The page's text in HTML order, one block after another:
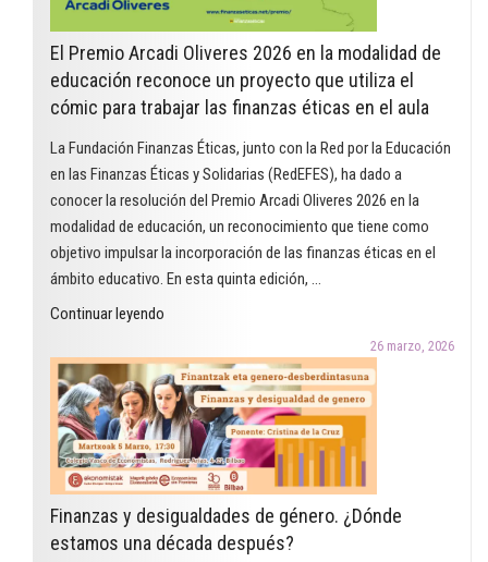
El Premio Arcadi Oliveres 2026 en la modalidad de
educación reconoce un proyecto que utiliza el
cómic para trabajar las finanzas éticas en el aula
La Fundación Finanzas Éticas, junto con la Red por la Educación
en las Finanzas Éticas y Solidarias (RedEFES), ha dado a
conocer la resolución del Premio Arcadi Oliveres 2026 en la
modalidad de educación, un reconocimiento que tiene como
objetivo impulsar la incorporación de las finanzas éticas en el
ámbito educativo. En esta quinta edición, …
Continuar leyendo
Arcadi
Oliveres
2026
en
la
modalidad
de
educación
26 marzo, 2026
Finanzas y desigualdades de género. ¿Dónde
estamos una década después?